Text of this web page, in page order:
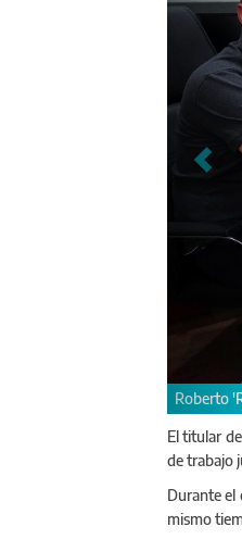
El titular
de trabajo
Durante el
mismo